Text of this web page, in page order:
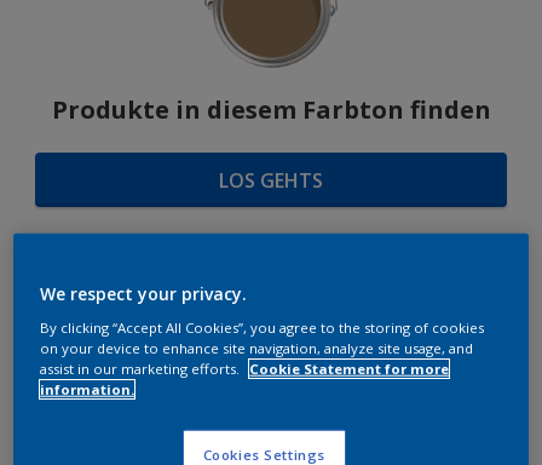
Produkte in diesem Farbton finden
LOS GEHTS
FARBAUSWAHL
We respect your privacy.
By clicking “Accept All Cookies”, you agree to the storing of cookies
on your device to enhance site navigation, analyze site usage, and
assist in our marketing efforts.
Cookie Statement for more
information.
Cookies Settings